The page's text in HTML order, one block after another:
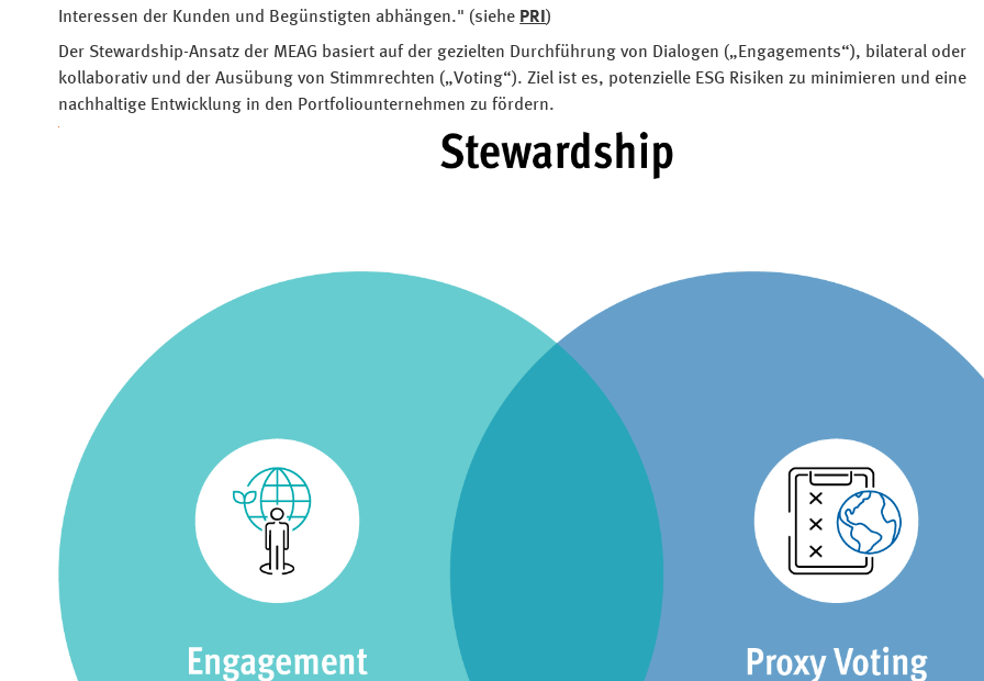
Interessen der Kunden und Begünstigten abhängen." (siehe PRI)
Der Stewardship-Ansatz der MEAG basiert auf der gezielten Durchführung von Dialogen („Engagements“), bilateral oder
kollaborativ und der Ausübung von Stimmrechten („Voting“). Ziel ist es, potenzielle ESG Risiken zu minimieren und eine
nachhaltige Entwicklung in den Portfoliounternehmen zu fördern.